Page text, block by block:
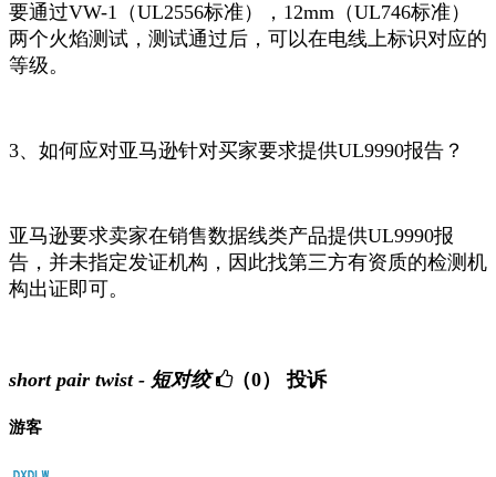
要通过VW-1（UL2556标准），12mm（UL746标准）
两个火焰测试，测试通过后，可以在电线上标识对应的
等级。
3、如何应对亚马逊针对买家要求提供UL9990报告？
亚马逊要求卖家在销售数据线类产品提供UL9990报
告，并未指定发证机构，因此找第三方有资质的检测机
构出证即可。
short pair twist - 短对绞 （0） 投诉
游客